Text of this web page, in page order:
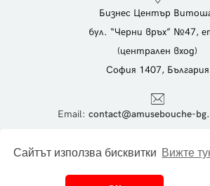
Сайтът използва бисквитки Вижте
Бизнес Център
бул. “Черни връх” №47,
(централен вход)
София 1407, България
Еmail: contact@amusebouche-
Copyright © 2026 Foodies Ltd. Всички